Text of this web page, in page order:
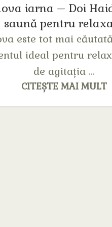
iarna – Doi
saună pentru
este tot mai
ideal pentru
de agitația ...
CITEȘTE MAI MULT